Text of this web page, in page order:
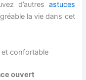
d’autres astuces
la vie dans cet
confortable
ouvert